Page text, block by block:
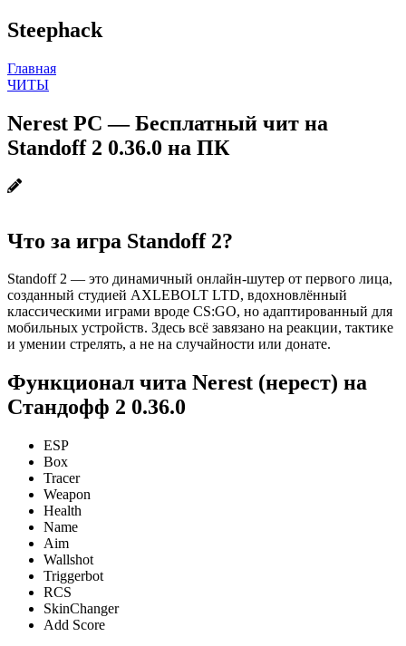
Steephack
Главная
ЧИТЫ
Nerest PC — Бесплатный чит на
Standoff 2 0.36.0 на ПК
Что за игра Standoff 2?
Standoff 2 — это динамичный онлайн-шутер от первого лица,
созданный студией AXLEBOLT LTD, вдохновлённый
классическими играми вроде CS:GO, но адаптированный для
мобильных устройств. Здесь всё завязано на реакции, тактике
и умении стрелять, а не на случайности или донате.
Функционал чита Nerest (нерест) на
Стандофф 2 0.36.0
ESP
Box
Tracer
Weapon
Health
Name
Aim
Wallshot
Triggerbot
RCS
SkinChanger
Add Score